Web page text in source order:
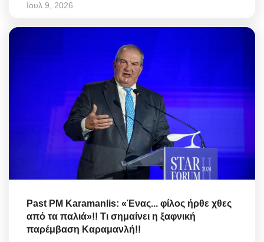
Ιουλ 9, 2026
Past PM Karamanlis: «Ένας... φίλος ήρθε χθες
από τα παλιά»!! Τι σημαίνει η ξαφνική
παρέμβαση Καραμανλή!!